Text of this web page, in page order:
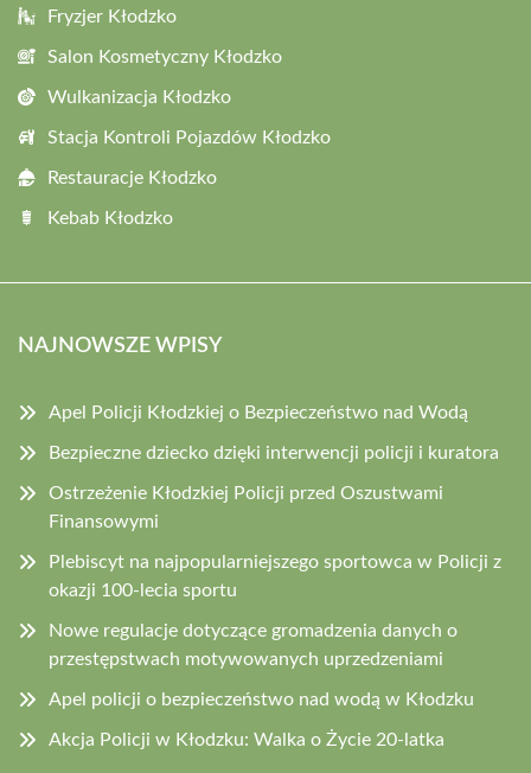
Fryzjer Kłodzko
Salon Kosmetyczny Kłodzko
Wulkanizacja Kłodzko
Stacja Kontroli Pojazdów Kłodzko
Restauracje Kłodzko
Kebab Kłodzko
NAJNOWSZE WPISY
Apel Policji Kłodzkiej o Bezpieczeństwo nad Wodą
Bezpieczne dziecko dzięki interwencji policji i kuratora
Ostrzeżenie Kłodzkiej Policji przed Oszustwami
Finansowymi
Plebiscyt na najpopularniejszego sportowca w Policji z
okazji 100-lecia sportu
Nowe regulacje dotyczące gromadzenia danych o
przestępstwach motywowanych uprzedzeniami
Apel policji o bezpieczeństwo nad wodą w Kłodzku
Akcja Policji w Kłodzku: Walka o Życie 20-latka